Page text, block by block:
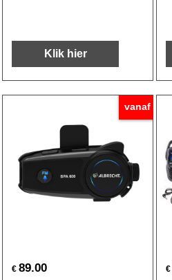
Klik hier
vanaf
€ 89.00
€